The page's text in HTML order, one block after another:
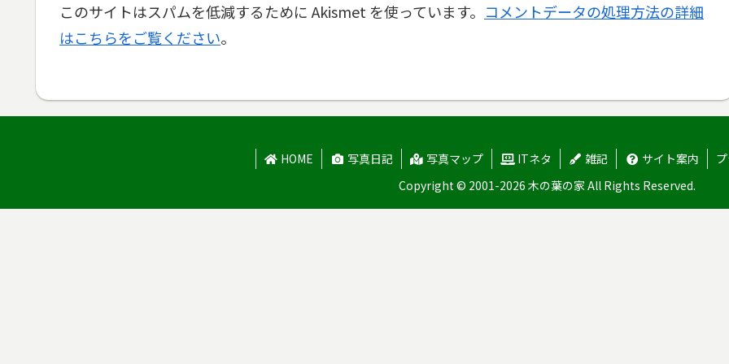
このサイトはスパムを低減するために Akismet を使っています。 コメントデータの処理方法の詳細
はこちらをご覧ください。
HOME 写真日記 写真マップ ITネタ 雑記 サイト案内
Copyright © 2001-2026 木の葉の家 All Rights Reserved.